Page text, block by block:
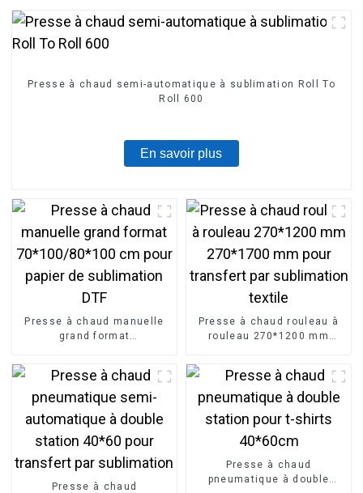
Presse à chaud semi-automatique à sublimation Roll To
Roll 600
En savoir plus
Presse à chaud manuelle
grand format
papier de sublimation DTF
Presse à chaud rouleau à
rouleau 270*1200 mm
textile
Presse à chaud
Presse à chaud
pneumatique à double